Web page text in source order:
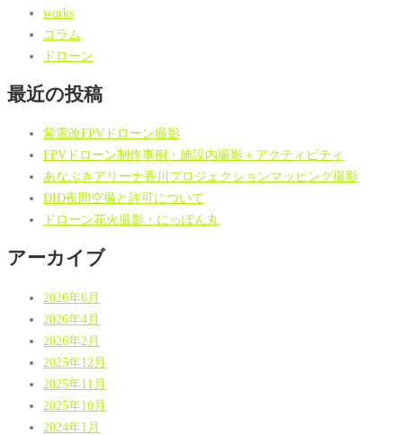
works
コラム
ドローン
最近の投稿
紫電改FPVドローン撮影
FPVドローン制作事例・施設内撮影＋アクティビティ
あなぶきアリーナ香川プロジェクションマッピング撮影
DID夜間空撮と許可について
ドローン花火撮影・にっぽん丸
アーカイブ
2026年6月
2026年4月
2026年2月
2025年12月
2025年11月
2025年10月
2024年1月